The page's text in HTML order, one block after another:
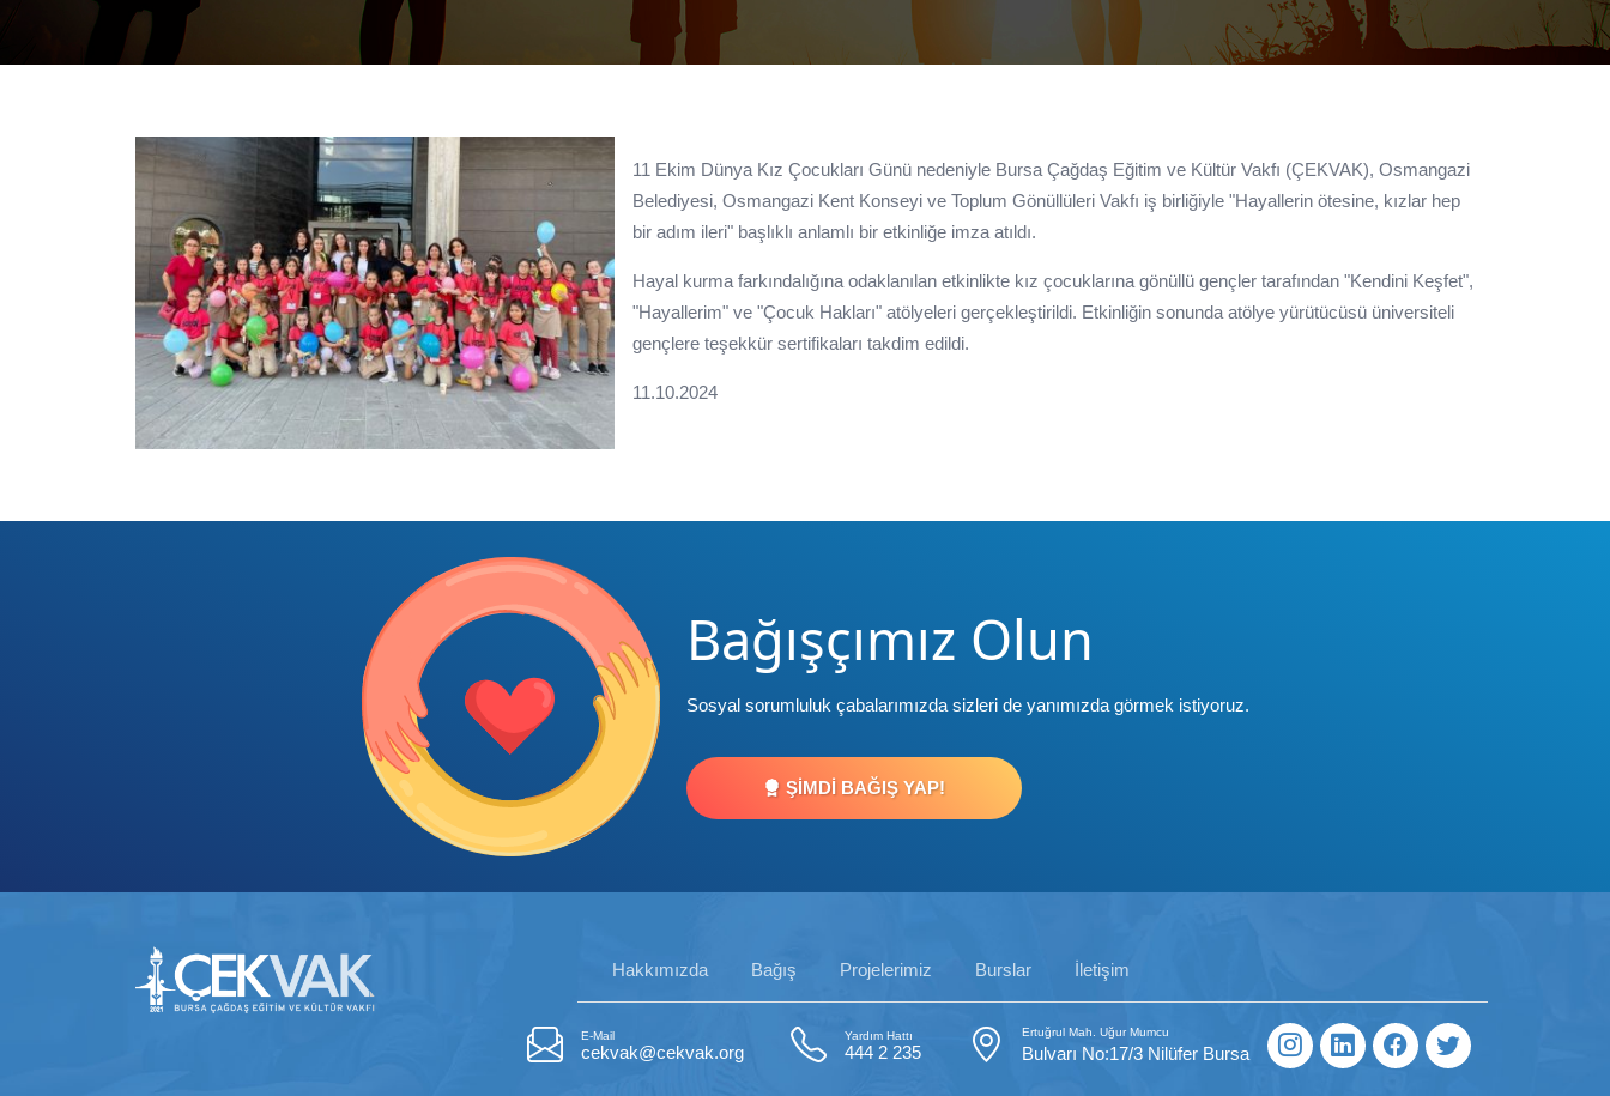
11 Ekim Dünya Kız Çocukları Günü nedeniyle Bursa Çağdaş Eğitim ve Kültür Vakfı (ÇEKVAK), Osmangazi
Belediyesi, Osmangazi Kent Konseyi ve Toplum Gönüllüleri Vakfı iş birliğiyle "Hayallerin ötesine, kızlar hep
bir adım ileri" başlıklı anlamlı bir etkinliğe imza atıldı.
Hayal kurma farkındalığına odaklanılan etkinlikte kız çocuklarına gönüllü gençler tarafından "Kendini Keşfet",
"Hayallerim" ve "Çocuk Hakları" atölyeleri gerçekleştirildi. Etkinliğin sonunda atölye yürütücüsü üniversiteli
gençlere teşekkür sertifikaları takdim edildi.
11.10.2024
Bağışçımız Olun
Sosyal sorumluluk çabalarımızda sizleri de yanımızda görmek istiyoruz.
ŞIMDI BAĞIŞ YAP!
Hakkımızda Bağış Projelerimiz Burslar İletişim
E-Mail
cekvak@cekvak.org
Yardım Hattı
444 2 235
Ertuğrul Mah. Uğur Mumcu
Bulvarı No:17/3 Nilüfer Bursa